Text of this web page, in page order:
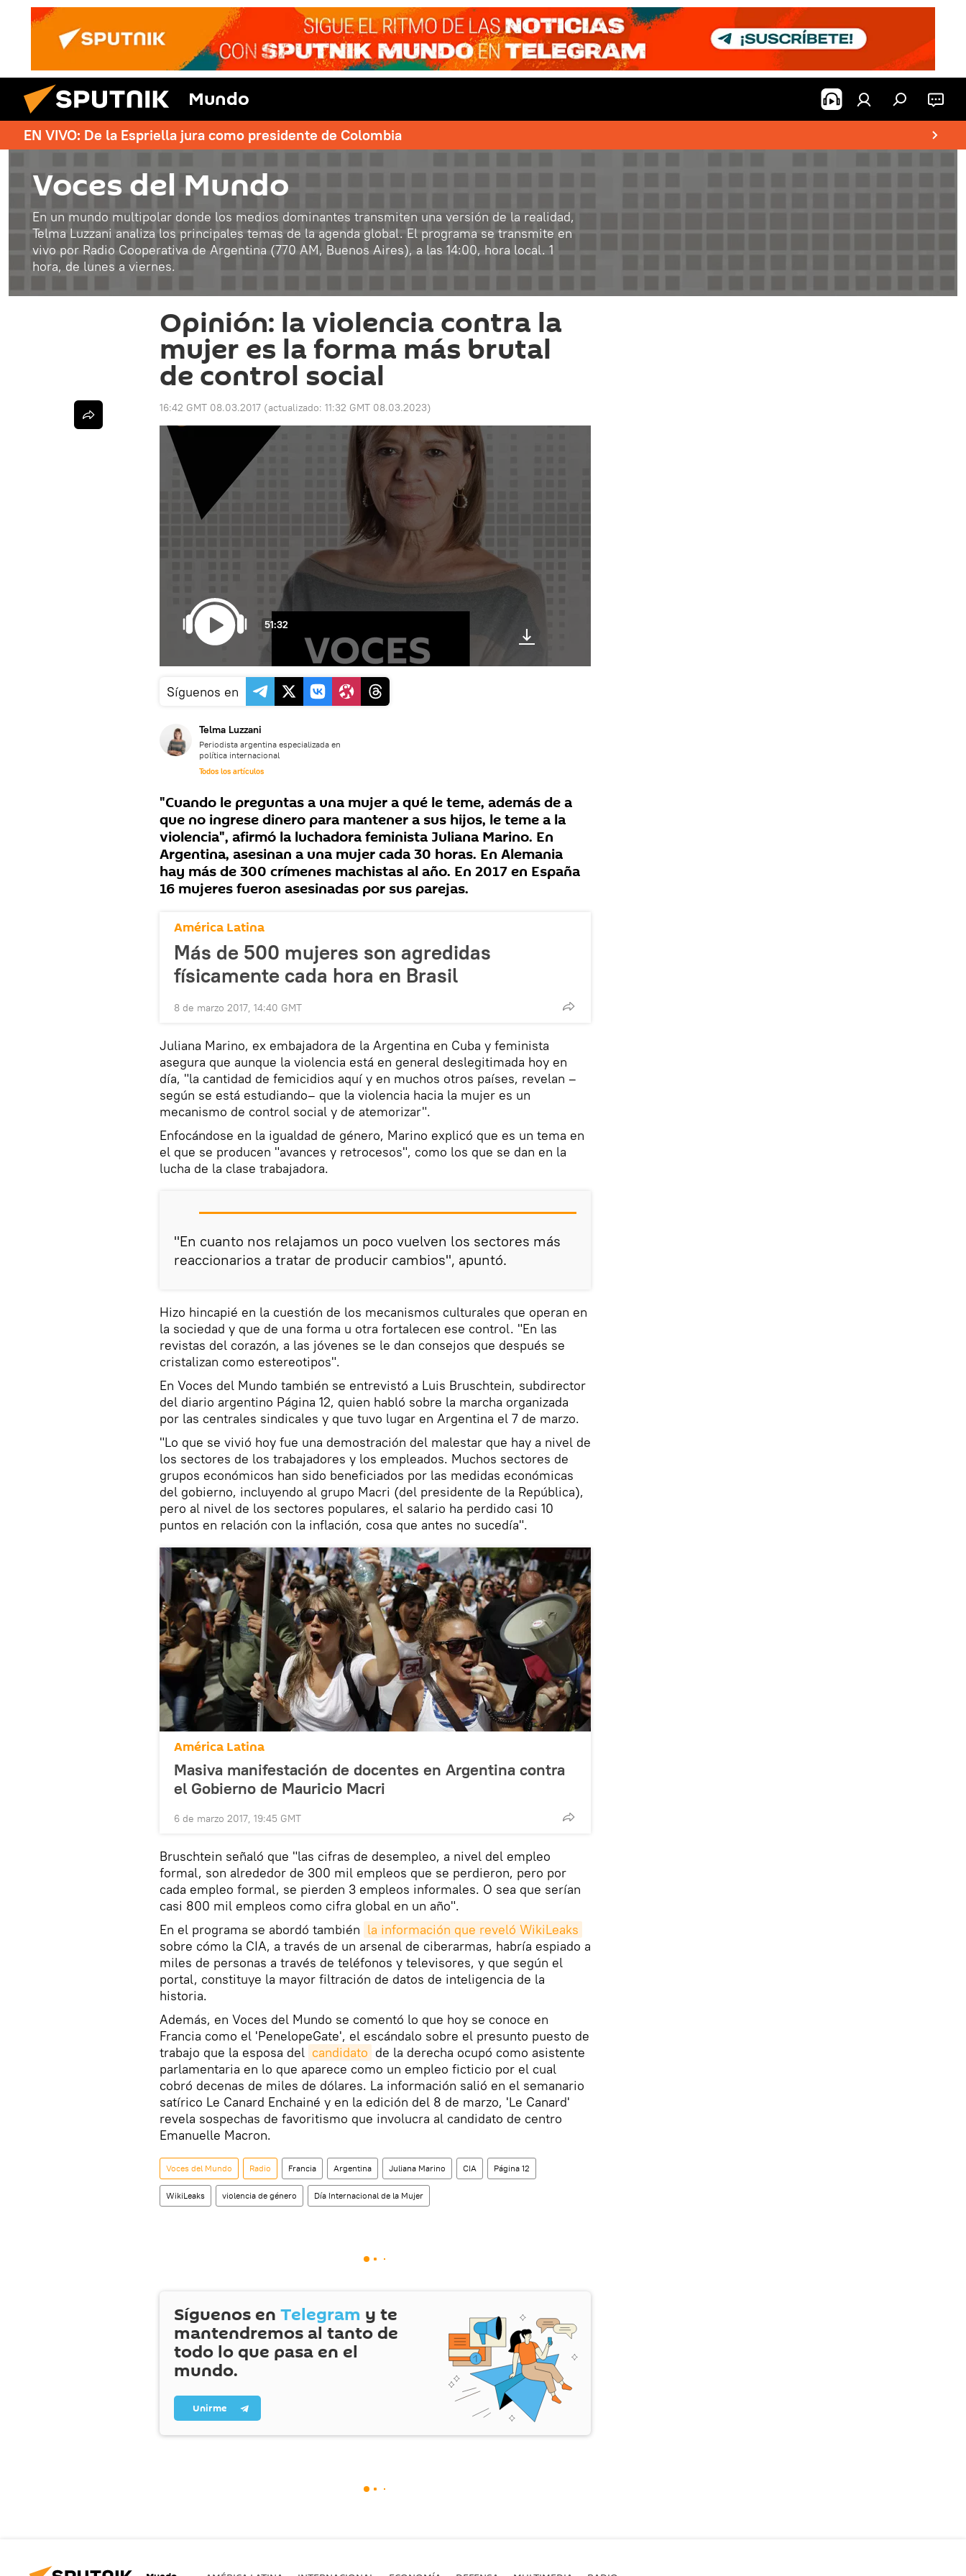
Mundo
EN VIVO: De la Espriella jura como presidente de Colombia
Voces del Mundo
En un mundo multipolar donde los medios dominantes transmiten una versión de la realidad,
Telma Luzzani analiza los principales temas de la agenda global. El programa se transmite en
vivo por Radio Cooperativa de Argentina (770 AM, Buenos Aires), a las 14:00, hora local. 1
hora, de lunes a viernes.
Opinión: la violencia contra la
mujer es la forma más brutal
de control social
16:42 GMT 08.03.2017 (actualizado: 11:32 GMT 08.03.2023)
51:32
Síguenos en
Telma Luzzani
Periodista argentina especializada en
política internacional
Todos los artículos
"Cuando le preguntas a una mujer a qué le teme, además de a
que no ingrese dinero para mantener a sus hijos, le teme a la
violencia", afirmó la luchadora feminista Juliana Marino. En
Argentina, asesinan a una mujer cada 30 horas. En Alemania
hay más de 300 crímenes machistas al año. En 2017 en España
16 mujeres fueron asesinadas por sus parejas.
América Latina
Más de 500 mujeres son agredidas
físicamente cada hora en Brasil
8 de marzo 2017, 14:40 GMT
Juliana Marino, ex embajadora de la Argentina en Cuba y feminista
asegura que aunque la violencia está en general deslegitimada hoy en
día, "la cantidad de femicidios aquí y en muchos otros países, revelan –
según se está estudiando– que la violencia hacia la mujer es un
mecanismo de control social y de atemorizar".
Enfocándose en la igualdad de género, Marino explicó que es un tema en
el que se producen "avances y retrocesos", como los que se dan en la
lucha de la clase trabajadora.
"En cuanto nos relajamos un poco vuelven los sectores más
reaccionarios a tratar de producir cambios", apuntó.
Hizo hincapié en la cuestión de los mecanismos culturales que operan en
la sociedad y que de una forma u otra fortalecen ese control. "En las
revistas del corazón, a las jóvenes se le dan consejos que después se
cristalizan como estereotipos".
En Voces del Mundo también se entrevistó a Luis Bruschtein, subdirector
del diario argentino Página 12, quien habló sobre la marcha organizada
por las centrales sindicales y que tuvo lugar en Argentina el 7 de marzo.
"Lo que se vivió hoy fue una demostración del malestar que hay a nivel de
los sectores de los trabajadores y los empleados. Muchos sectores de
grupos económicos han sido beneficiados por las medidas económicas
del gobierno, incluyendo al grupo Macri (del presidente de la República),
pero al nivel de los sectores populares, el salario ha perdido casi 10
puntos en relación con la inflación, cosa que antes no sucedía".
América Latina
Masiva manifestación de docentes en Argentina contra
el Gobierno de Mauricio Macri
6 de marzo 2017, 19:45 GMT
Bruschtein señaló que "las cifras de desempleo, a nivel del empleo
formal, son alrededor de 300 mil empleos que se perdieron, pero por
cada empleo formal, se pierden 3 empleos informales. O sea que serían
casi 800 mil empleos como cifra global en un año".
En el programa se abordó también la información que reveló WikiLeaks
sobre cómo la CIA, a través de un arsenal de ciberarmas, habría espiado a
miles de personas a través de teléfonos y televisores, y que según el
portal, constituye la mayor filtración de datos de inteligencia de la
historia.
Además, en Voces del Mundo se comentó lo que hoy se conoce en
Francia como el 'PenelopeGate', el escándalo sobre el presunto puesto de
trabajo que la esposa del candidato de la derecha ocupó como asistente
parlamentaria en lo que aparece como un empleo ficticio por el cual
cobró decenas de miles de dólares. La información salió en el semanario
satírico Le Canard Enchainé y en la edición del 8 de marzo, 'Le Canard'
revela sospechas de favoritismo que involucra al candidato de centro
Emanuelle Macron.
Voces del Mundo Radio Francia Argentina Juliana Marino CIA Página 12
WikiLeaks violencia de género Día Internacional de la Mujer
Síguenos en Telegram y te
mantendremos al tanto de
todo lo que pasa en el
mundo.
Unirme